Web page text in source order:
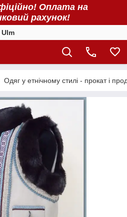
Оплата на
рахунок!
Одяг у етнічному стилі - прокат і